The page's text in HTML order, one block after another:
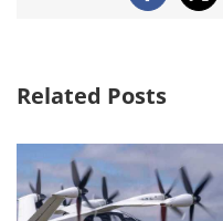
Related Posts